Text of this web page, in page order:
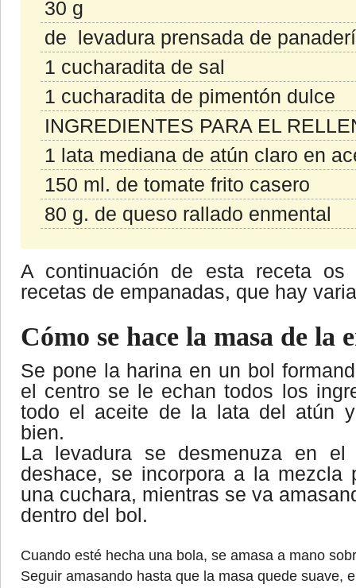
30 g
de levadura prensada de
1 cucharadita de sal
1 cucharadita de pimentón dulce
INGREDIENTES PARA EL
1 lata mediana de atún claro en
150 ml. de tomate frito casero
80 g. de queso rallado enmental
A continuación de esta receta os
recetas de empanadas, que hay
Cómo se hace la masa de la
Se pone la harina en un bol
el centro se le echan todos los
todo el aceite de la lata del atún
bien.
La levadura se desmenuza en
deshace, se incorpora a la mezcla
una cuchara, mientras se va
dentro del bol.
Cuando esté hecha una bola, se amasa a mano
Seguir amasando hasta que la masa quede suave,